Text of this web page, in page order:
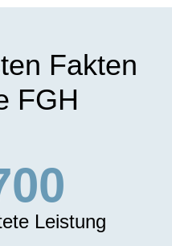
Fakten
FGH
Leistung